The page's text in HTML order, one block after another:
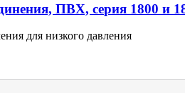
ПВХ, серия 1800 и
для низкого давления